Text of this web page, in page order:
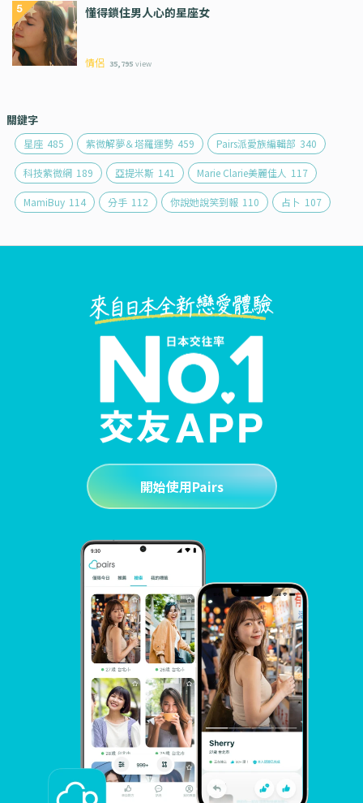
懂得鎖住男人心的星座女
情侶 35,795 view
關鍵字
星座 485 紫微解夢＆塔羅運勢 459 Pairs派愛族編輯部 340
科技紫微網 189 亞提米斯 141 Marie Clarie美麗佳人 117
MamiBuy 114 分手 112 你說她說笑到報 110 占卜 107
開始使用Pairs